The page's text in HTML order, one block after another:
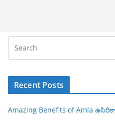
Recent Posts
Amazing Benefits of Amla